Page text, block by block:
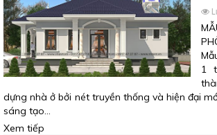
1
dựng nhà ở bởi nét truyền thống và hiện đại
sáng tạo…
Xem tiếp